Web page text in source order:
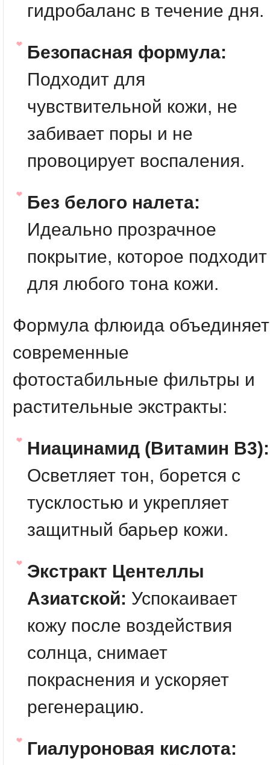
гидробаланс в течение дня.
Безопасная формула:
Подходит для
чувствительной кожи, не
забивает поры и не
провоцирует воспаления.
Без белого налета:
Идеально прозрачное
покрытие, которое подходит
для любого тона кожи.
Формула флюида объединяет
современные
фотостабильные фильтры и
растительные экстракты:
Ниацинамид (Витамин B3):
Осветляет тон, борется с
тусклостью и укрепляет
защитный барьер кожи.
Экстракт Центеллы
Азиатской: Успокаивает
кожу после воздействия
солнца, снимает
покраснения и ускоряет
регенерацию.
Гиалуроновая кислота: